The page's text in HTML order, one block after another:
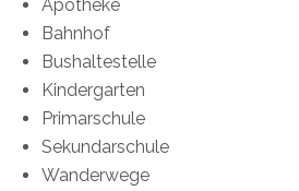
Apotheke
Bahnhof
Bushaltestelle
Kindergarten
Primarschule
Sekundarschule
Wanderwege